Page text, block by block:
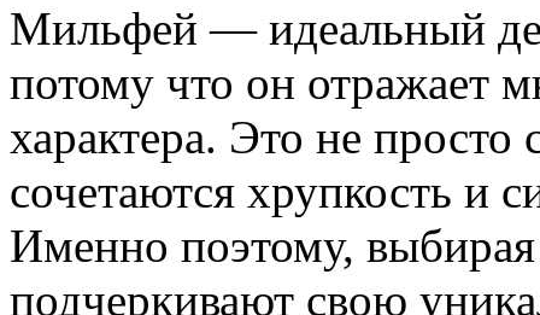
Мильфей — идеальный
потому что он отражает
характера. Это не просто
сочетаются хрупкость и
Именно поэтому,
подчеркивают свою